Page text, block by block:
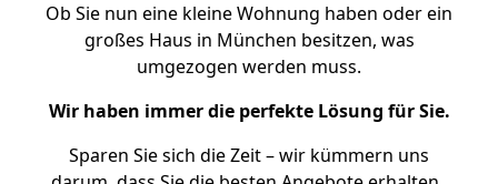
Ob Sie nun eine kleine Wohnung haben oder ein
großes Haus in München besitzen, was
umgezogen werden muss.
Wir haben immer die perfekte Lösung für Sie.
Sparen Sie sich die Zeit – wir kümmern uns